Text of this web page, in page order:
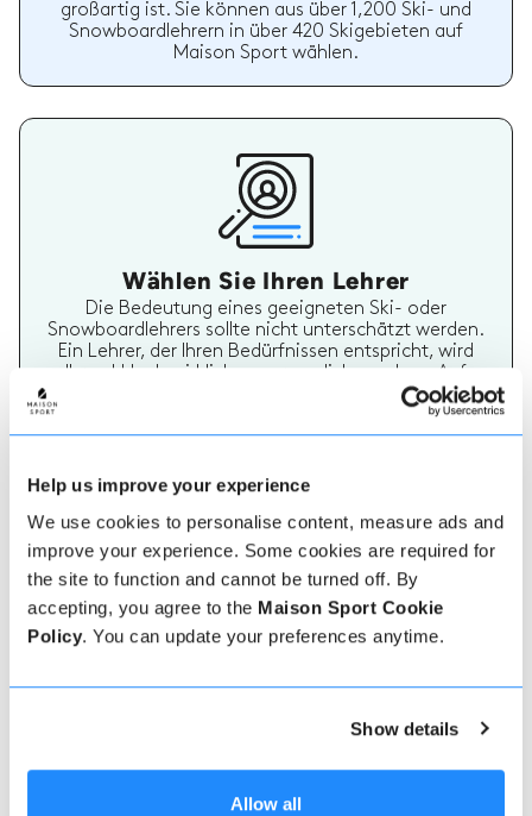
Help us improve your experience
We use cookies to personalise content, measure ads and
improve your experience. Some cookies are required for
the site to function and cannot be turned off. By
accepting, you agree to the Maison Sport Cookie
Policy. You can update your preferences anytime.
Show details
Allow all
großartig ist. Sie können aus über 1,200 Ski- und
Snowboardlehrern in über 420 Skigebieten auf
Maison Sport wählen.
Wählen Sie Ihren Lehrer
Die Bedeutung eines geeigneten Ski- oder
Snowboardlehrers sollte nicht unterschätzt werden.
Ein Lehrer, der Ihren Bedürfnissen entspricht, wird
Ihren Urlaub wirklich unvergesslich machen. Auf
Maison Sport ist es einfach, mehr über jeden Lehrer
zu erfahren, ihre Bewertungen zu überprüfen und
dann sicher zu buchen und zu bezahlen.
70% aller Ski- und Snowboardstunden auf Maison
von früheren Kunden eines Lehrers bieten wertvolle
hochwertigen Service bietet und welche Arten von